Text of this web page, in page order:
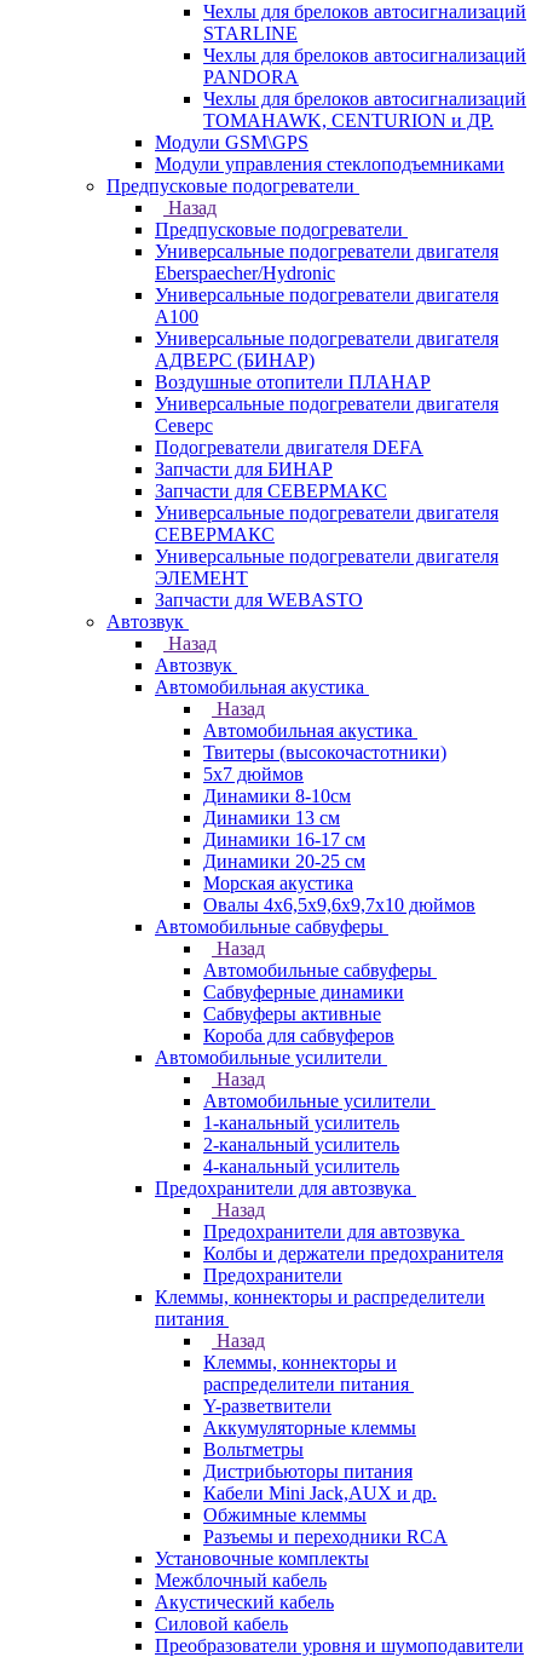
Чехлы для брелоков автосигнализаций
STARLINE
Чехлы для брелоков автосигнализаций
PANDORA
Чехлы для брелоков автосигнализаций
TOMAHAWK, CENTURION и ДР.
Модули GSM\GPS
Модули управления стеклоподъемниками
Предпусковые подогреватели
Назад
Предпусковые подогреватели
Универсальные подогреватели двигателя
Eberspaecher/Hydronic
Универсальные подогреватели двигателя
A100
Универсальные подогреватели двигателя
АДВЕРС (БИНАР)
Воздушные отопители ПЛАНАР
Универсальные подогреватели двигателя
Северс
Подогреватели двигателя DEFA
Запчасти для БИНАР
Запчасти для СЕВЕРМАКС
Универсальные подогреватели двигателя
СЕВЕРМАКС
Универсальные подогреватели двигателя
ЭЛЕМЕНТ
Запчасти для WEBASTO
Автозвук
Назад
Автозвук
Автомобильная акустика
Назад
Автомобильная акустика
Твитеры (высокочастотники)
5x7 дюймов
Динамики 8-10см
Динамики 13 см
Динамики 16-17 см
Динамики 20-25 см
Морская акустика
Овалы 4х6,5х9,6x9,7х10 дюймов
Автомобильные сабвуферы
Назад
Автомобильные сабвуферы
Сабвуферные динамики
Сабвуферы активные
Короба для сабвуферов
Автомобильные усилители
Назад
Автомобильные усилители
1-канальный усилитель
2-канальный усилитель
4-канальный усилитель
Предохранители для автозвука
Назад
Предохранители для автозвука
Колбы и держатели предохранителя
Предохранители
Клеммы, коннекторы и распределители
питания
Назад
Клеммы, коннекторы и
распределители питания
Y-разветвители
Аккумуляторные клеммы
Вольтметры
Дистрибьюторы питания
Кабели Mini Jack,AUX и др.
Обжимные клеммы
Разъемы и переходники RCA
Установочные комплекты
Межблочный кабель
Акустический кабель
Силовой кабель
Преобразователи уровня и шумоподавители